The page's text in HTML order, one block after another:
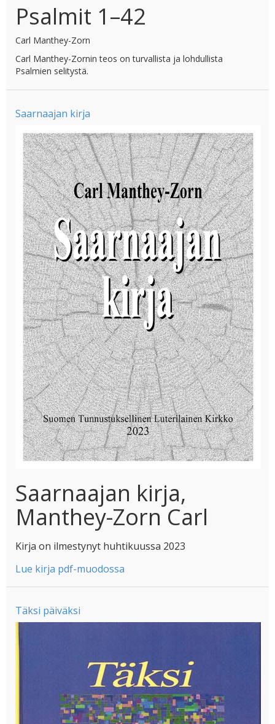
Psalmit 1–42
Carl Manthey-Zorn
Carl Manthey-Zornin teos on turvallista ja lohdullista
Psalmien selitystä.
Saarnaajan kirja
Saarnaajan kirja,
Manthey-Zorn Carl
Kirja on ilmestynyt huhtikuussa 2023
Lue kirja pdf-muodossa
Täksi päiväksi